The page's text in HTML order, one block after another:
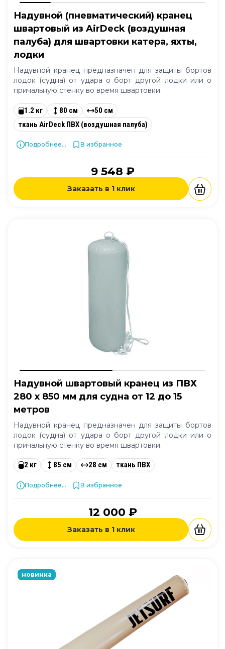
Надувной (пневматический) кранец
швартовый из AirDeck (воздушная
палуба) для швартовки катера, яхты,
лодки
Надувной кранец предназначен для защиты бортов
лодок (судна) от удара о борт другой лодки или о
причальную стенку во время швартовки.
1.2 кг 80 см
50 см
ткань AirDeck ПВХ (воздушная палуба)
Подробнее... В избранное
9 548 ₽
Заказать в 1 клик
Надувной швартовый кранец из ПВХ
280 x 850 мм для судна от 12 до 15
метров
Надувной кранец предназначен для защиты бортов
лодок (судна) от удара о борт другой лодки или о
причальную стенку во время швартовки.
2 кг 85 см 28 см ткань ПВХ
Подробнее... В избранное
12 000 ₽
Заказать в 1 клик
новинка